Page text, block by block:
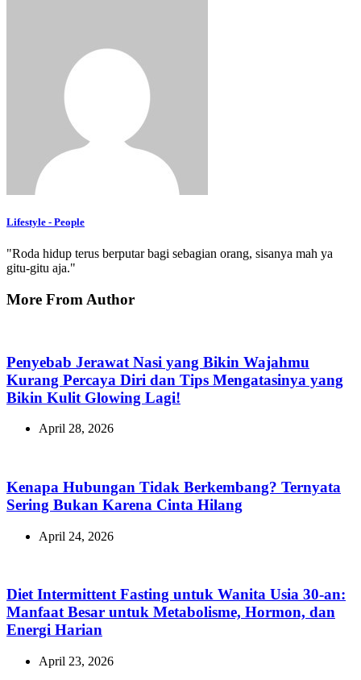
Lifestyle - People
"Roda hidup terus berputar bagi sebagian orang, sisanya mah ya
gitu-gitu aja."
More From Author
Penyebab Jerawat Nasi yang Bikin Wajahmu
Kurang Percaya Diri dan Tips Mengatasinya yang
Bikin Kulit Glowing Lagi!
April 28, 2026
Kenapa Hubungan Tidak Berkembang? Ternyata
Sering Bukan Karena Cinta Hilang
April 24, 2026
Diet Intermittent Fasting untuk Wanita Usia 30-an:
Manfaat Besar untuk Metabolisme, Hormon, dan
Energi Harian
April 23, 2026